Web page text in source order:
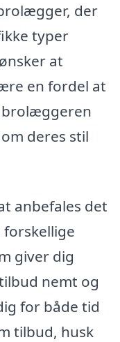
der
typer
at
en fordel at
brolæggeren
deres stil
anbefales det
giver dig
nemt og
for både tid
tilbud, husk